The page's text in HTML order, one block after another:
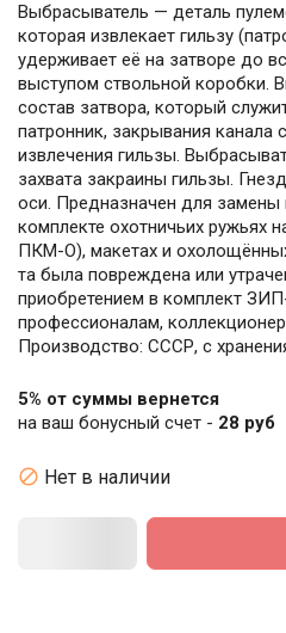
Выбрасыватель — деталь
которая извлекает гильзу
удерживает её на затворе до
выступом ствольной коробки.
состав затвора, который
патронник, закрывания канала
извлечения гильзы.
захвата закраины гильзы.
оси. Предназначен для замены
комплекте охотничьих ружьях
ПКМ-О), макетах и
та была повреждена или
приобретением в комплект
профессионалам,
Производство: СССР, с
5% от суммы вернется
на ваш бонусный счет - 28 руб
 Нет в наличии